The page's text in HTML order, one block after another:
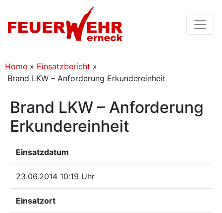
Home » Einsatzbericht »
Brand LKW – Anforderung Erkundereinheit
Brand LKW – Anforderung
Erkundereinheit
Einsatzdatum
23.06.2014 10:19 Uhr
Einsatzort